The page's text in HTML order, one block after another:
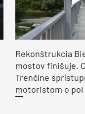
Rekonštrukcia
mostov finišuje.
Trenčíne
motoristom o pol